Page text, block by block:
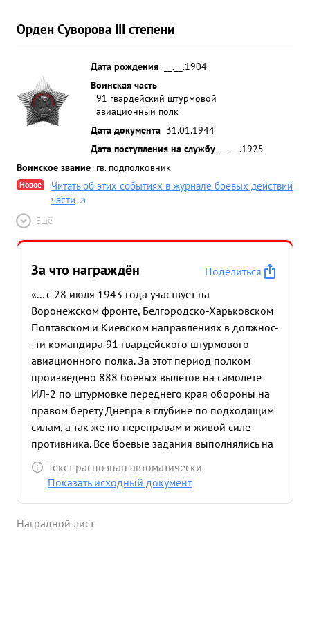
Орден Суворова III степени
Дата рождения
__.__.1904
Воинская часть
91 гвардейский штурмовой
авиационный полк
Дата документа 31.01.1944
Дата поступления на службу
__.__.1925
Воинское звание гв. подполковник
Новое
Читать об этих событиях в журнале боевых действий
части
Ещё
За что награждён
Поделиться
«... с 28 июля 1943 года участвует на
Воронежском фронте, Белгородско-Харьковском
Полтавском и Киевском направлениях в должнос-
-ти командира 91 гвардейского штурмового
авиационного полка. За этот период полком
произведено 888 боевых вылетов на самолете
ИЛ-2 по штурмовке переднего края обороны на
правом берету Днепра в глубине по подходящим
силам, а так же по переправам и живой силе
противника. Все боевые задания выполнялись на
хорошо и отлично, за что командующим
Воронежским фронтом, летному составу полка об"
силе и технике противника, уничтожено: танков
Текст распознан автоматически
Показать исходный документ
Наградной лист